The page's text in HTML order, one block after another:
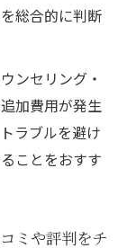
ニング医院
ケアが充実
きたい岡山
総合的に判断
ンセリング・
加費用が発生
ラブルを避け
ことをおすす
ミや評判をチ